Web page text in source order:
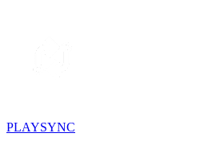
PLAYSYNC